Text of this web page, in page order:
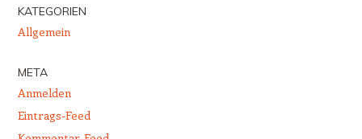
KATEGORIEN
Allgemein
META
Anmelden
Eintrags-Feed